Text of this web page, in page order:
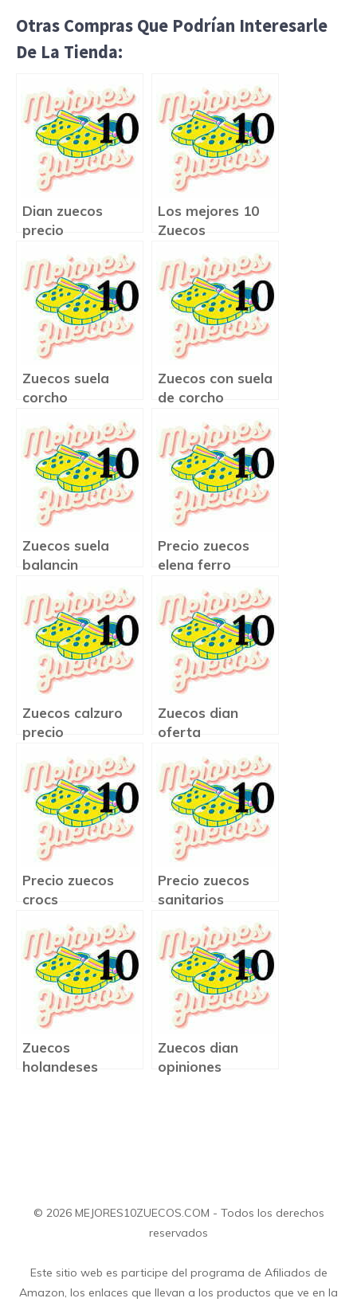
Otras Compras Que Podrían Interesarle
De La Tienda:
Dian zuecos
precio
Los mejores 10
Zuecos
Zuecos suela
corcho
Zuecos con suela
de corcho
Zuecos suela
balancin
Precio zuecos
elena ferro
Zuecos calzuro
precio
Zuecos dian
oferta
Precio zuecos
crocs
Precio zuecos
sanitarios
Zuecos
holandeses
Zuecos dian
opiniones
© 2026 MEJORES10ZUECOS.COM - Todos los derechos
reservados
Este sitio web es participe del programa de Afiliados de
Amazon, los enlaces que llevan a los productos que ve en la